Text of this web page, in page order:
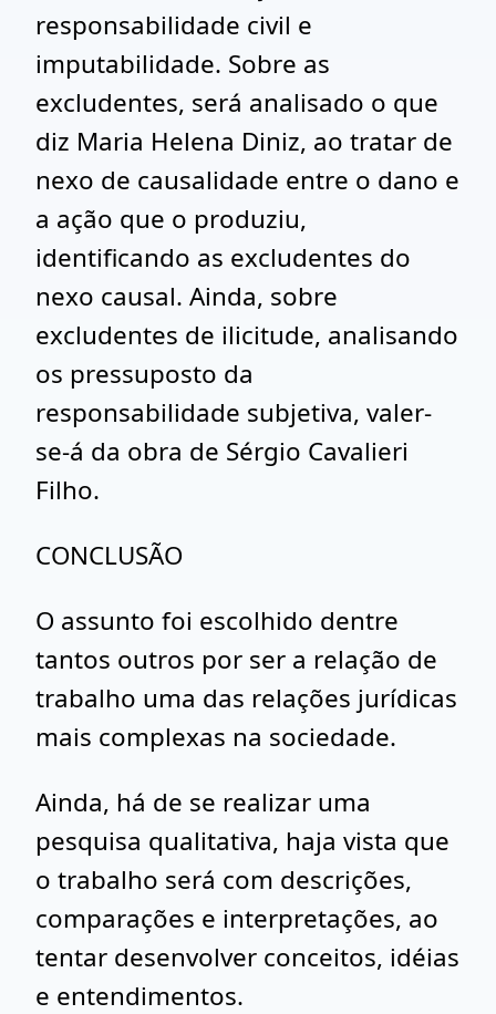
responsabilidade civil e
imputabilidade. Sobre as
excludentes, será analisado o que
diz Maria Helena Diniz, ao tratar de
nexo de causalidade entre o dano e
a ação que o produziu,
identificando as excludentes do
nexo causal. Ainda, sobre
excludentes de ilicitude, analisando
os pressuposto da
responsabilidade subjetiva, valer-
se-á da obra de Sérgio Cavalieri
Filho.
CONCLUSÃO
O assunto foi escolhido dentre
tantos outros por ser a relação de
trabalho uma das relações jurídicas
mais complexas na sociedade.
Ainda, há de se realizar uma
pesquisa qualitativa, haja vista que
o trabalho será com descrições,
comparações e interpretações, ao
tentar desenvolver conceitos, idéias
e entendimentos.